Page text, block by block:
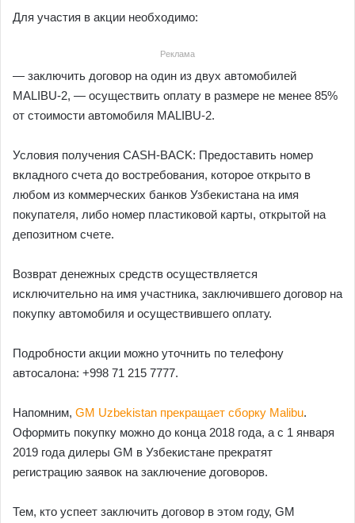
Для участия в акции необходимо:
Реклама
— заключить договор на один из двух автомобилей
MALIBU-2, — осуществить оплату в размере не менее 85%
от стоимости автомобиля MALIBU-2.
Условия получения CASH-BACK: Предоставить номер
вкладного счета до востребования, которое открыто в
любом из коммерческих банков Узбекистана на имя
покупателя, либо номер пластиковой карты, открытой на
депозитном счете.
Возврат денежных средств осуществляется
исключительно на имя участника, заключившего договор на
покупку автомобиля и осуществившего оплату.
Подробности акции можно уточнить по телефону
автосалона: +998 71 215 7777.
Напомним, GM Uzbekistan прекращает сборку Malibu.
Оформить покупку можно до конца 2018 года, а с 1 января
2019 года дилеры GM в Узбекистане прекратят
регистрацию заявок на заключение договоров.
Тем, кто успеет заключить договор в этом году, GM